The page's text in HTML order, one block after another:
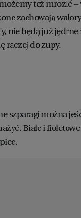
WROCŁAW
ZAKOPANE
też mrozić –
zachowają
nie będą już jędrne
raczej do zupy.
szparagi można
Białe i